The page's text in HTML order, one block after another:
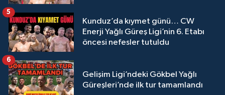
Kunduz’da kıymet günü… CW
Enerji Yağlı Güreş Ligi’nin 6. Etabı
öncesi nefesler tutuldu
5
Gelişim Ligi’ndeki Gökbel Yağlı
Güreşleri’nde ilk tur tamamlandı
6